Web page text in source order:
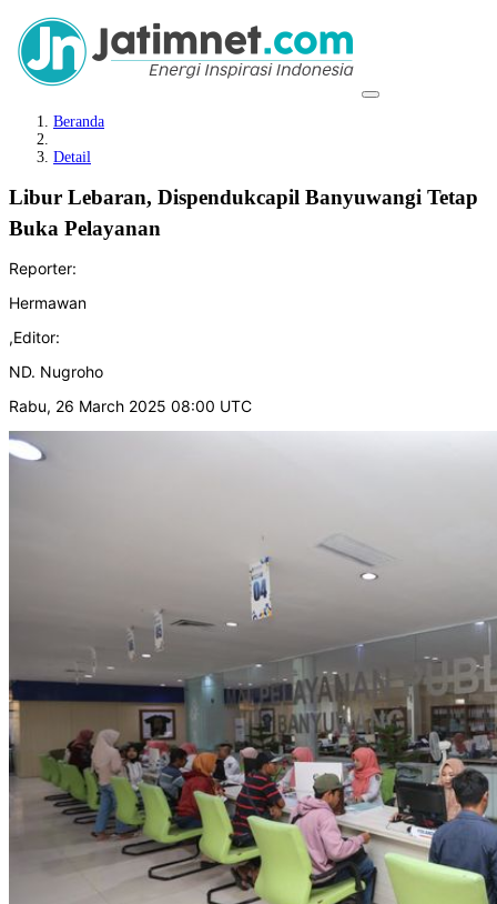
Beranda
Detail
Libur Lebaran, Dispendukcapil Banyuwangi Tetap
Buka Pelayanan
Reporter:
Hermawan
,Editor:
ND. Nugroho
Rabu, 26 March 2025 08:00 UTC